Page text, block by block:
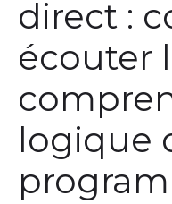
direct :
écouter
logique